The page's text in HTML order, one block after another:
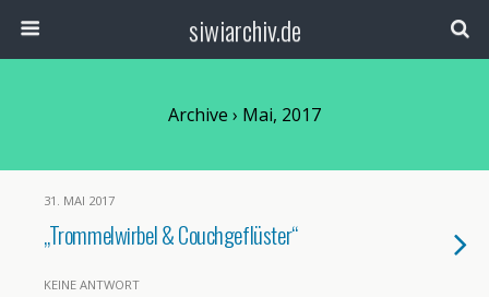
siwiarchiv.de
Archive › Mai, 2017
31. MAI 2017
„Trommelwirbel & Couchgeflüster“
KEINE ANTWORT